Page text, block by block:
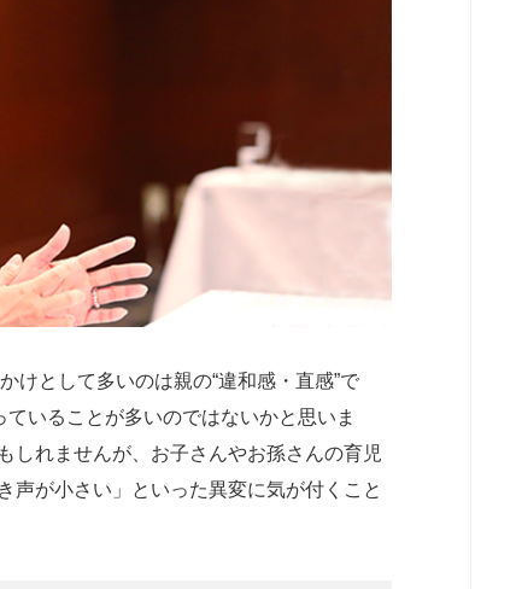
けとして多いのは親の“違和感・直感”で
いることが多いのではないかと思いま
しれませんが、お子さんやお孫さんの育児
声が小さい」といった異変に気が付くこと